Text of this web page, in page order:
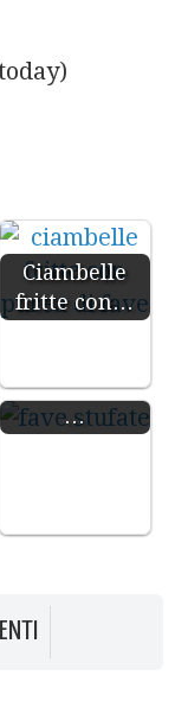
Ciambelle
fritte con…
Fave stufate -
…